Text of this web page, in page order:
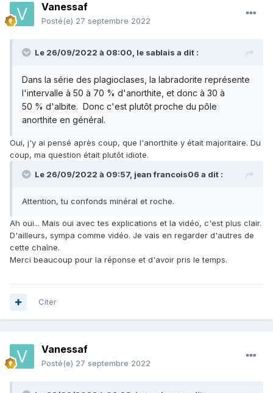
Vanessaf
Posté(e) 27 septembre 2022
Le 26/09/2022 à 08:00, le sablais a dit :
Dans la série des plagioclases, la labradorite représente
l'intervalle à 50 à 70 % d'anorthite , et donc à 30 à
50 % d'albite. Donc c'est plutôt proche du pôle
anorthite en général.
Oui, j'y ai pensé après coup, que l'anorthite y était majoritaire. Du
coup, ma question était plutôt idiote.
Le 26/09/2022 à 09:57, jean francois06 a dit :
Attention, tu confonds minéral et roche.
Ah oui... Mais oui avec tes explications et la vidéo, c'est plus clair.
D'ailleurs, sympa comme vidéo. Je vais en regarder d'autres de
cette chaîne.
Merci beaucoup pour la réponse et d'avoir pris le temps.
Citer
Vanessaf
Posté(e) 27 septembre 2022